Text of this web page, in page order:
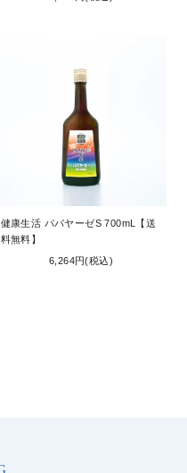
健康生活 パパヤーゼS 700mL【送
料無料】
6,264円(税込)